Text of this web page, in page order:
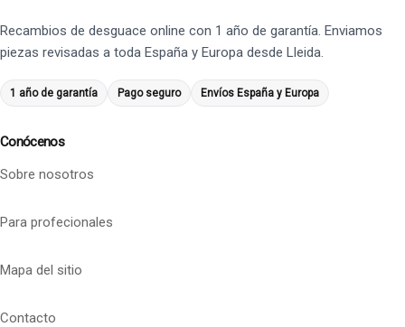
Recambios de desguace online con 1 año de garantía. Enviamos
piezas revisadas a toda España y Europa desde Lleida.
1 año de garantía Pago seguro Envíos España y Europa
Conócenos
Sobre nosotros
Para profecionales
Mapa del sitio
Contacto